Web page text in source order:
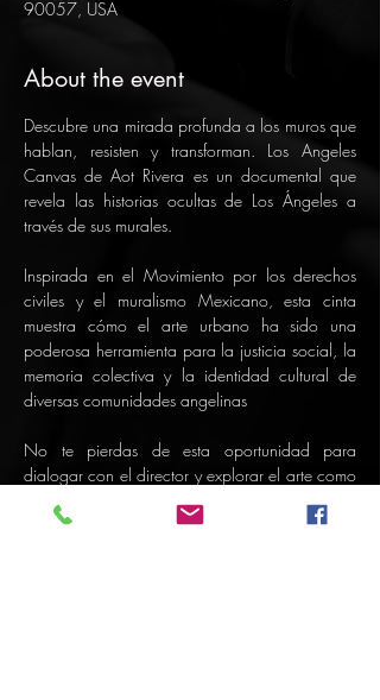
90057, USA
About the event
Descubre una mirada profunda a los muros que
hablan, resisten y transforman. Los Angeles
Canvas de Aot Rivera es un documental que
revela las historias ocultas de Los Ángeles a
través de sus murales.
Inspirada en el Movimiento por los derechos
civiles y el muralismo Mexicano, esta cinta
muestra cómo el arte urbano ha sido una
poderosa herramienta para la justicia social, la
memoria colectiva y la identidad cultural de
diversas comunidades angelinas
No te pierdas de esta oportunidad para
dialogar con el director y explorar el arte como
herramienta de resistencia.